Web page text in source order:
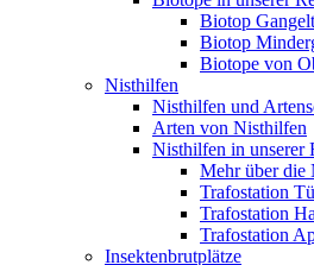
Biotop
Biotop
Biotope von
Nisthilfen
Nisthilfen und
Arten von Nisthilfen
Nisthilfen in unserer
Mehr über die
Trafostation
Trafostation
Trafostation
Insektenbrutplätze